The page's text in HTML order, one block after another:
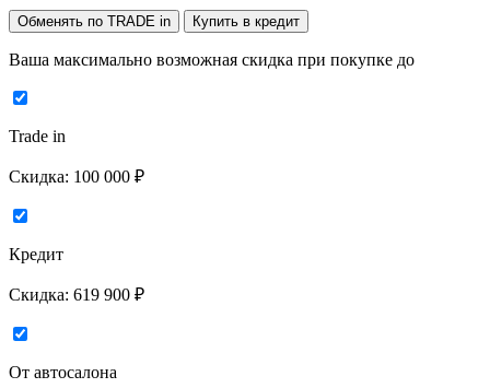
Обменять по TRADE in Купить в кредит
Ваша максимально возможная скидка при покупке до
Trade in
Скидка: 100 000 ₽
Кредит
Скидка: 619 900 ₽
От автосалона